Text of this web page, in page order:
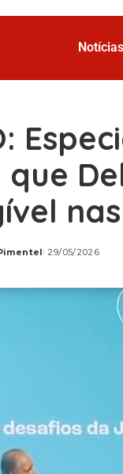
que
29/05/2026